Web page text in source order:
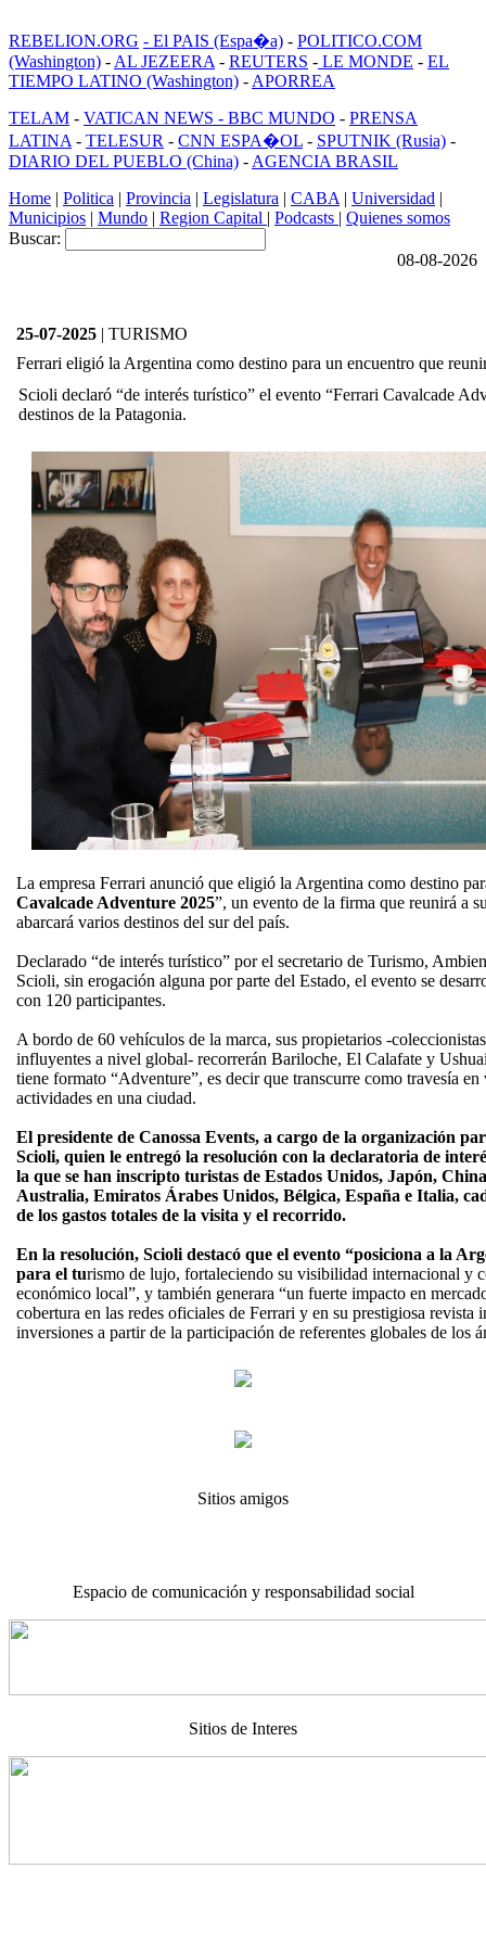
REBELION.ORG - El PAIS (Espa�a) - POLITICO.COM
(Washington) - AL JEZEERA - REUTERS - LE MONDE - EL
TIEMPO LATINO (Washington) - APORREA
TELAM - VATICAN NEWS - BBC MUNDO - PRENSA
LATINA - TELESUR - CNN ESPA�OL - SPUTNIK (Rusia) -
DIARIO DEL PUEBLO (China) - AGENCIA BRASIL
Home | Politica | Provincia | Legislatura | CABA | Universidad |
Municipios | Mundo | Region Capital | Podcasts | Quienes somos
Buscar:
08-08-2026
25-07-2025 | TURISMO
Ferrari eligió la Argentina como destino para un encuentro que
Scioli declaró “de interés turístico” el evento “Ferrari Cavalcade
destinos de la Patagonia.
La empresa Ferrari anunció que eligió la Argentina como destino
Cavalcade Adventure 2025”, un evento de la firma que reunirá a
abarcará varios destinos del sur del país.
Declarado “de interés turístico” por el secretario de Turismo,
Scioli, sin erogación alguna por parte del Estado, el evento se
con 120 participantes.
A bordo de 60 vehículos de la marca, sus propietarios -
influyentes a nivel global- recorrerán Bariloche, El Calafate y
tiene formato “Adventure”, es decir que transcurre como travesía en
actividades en una ciudad.
El presidente de Canossa Events, a cargo de la organización
Scioli, quien le entregó la resolución con la declaratoria de
la que se han inscripto turistas de Estados Unidos, Japón,
Australia, Emiratos Árabes Unidos, Bélgica, España e Italia,
de los gastos totales de la visita y el recorrido.
En la resolución, Scioli destacó que el evento “posiciona a la
para el turismo de lujo, fortaleciendo su visibilidad internacional y
económico local”, y también generara “un fuerte impacto en
cobertura en las redes oficiales de Ferrari y en su prestigiosa revista
inversiones a partir de la participación de referentes globales de los
Sitios amigos
Espacio de comunicación y responsabilidad social
Sitios de Interes